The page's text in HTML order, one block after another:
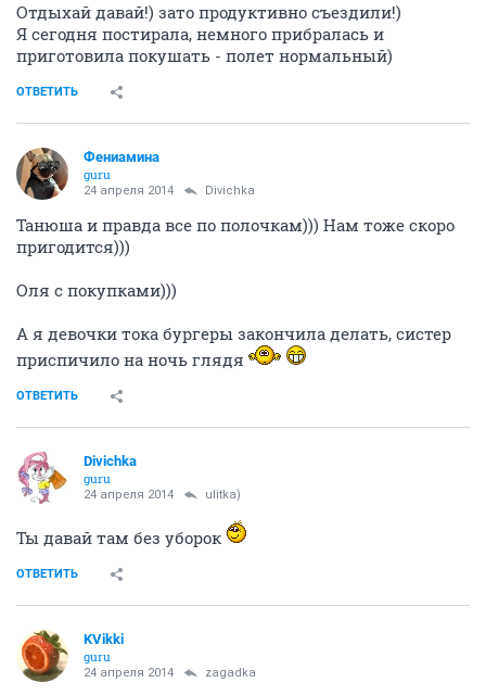
Отдыхай давай!) зато продуктивно съездили!)
Я сегодня постирала, немного прибралась и
приготовила покушать - полет нормальный)
ОТВЕТИТЬ
Фениамина
guru
24 апреля 2014 Divichka
Танюша и правда все по полочкам))) Нам тоже скоро
пригодится)))
Оля с покупками)))
А я девочки тока бургеры закончила делать, систер
приспичило на ночь глядя
ОТВЕТИТЬ
Divichka
guru
24 апреля 2014 ulitka)
Ты давай там без уборок
ОТВЕТИТЬ
KVikki
guru
24 апреля 2014 zagadka